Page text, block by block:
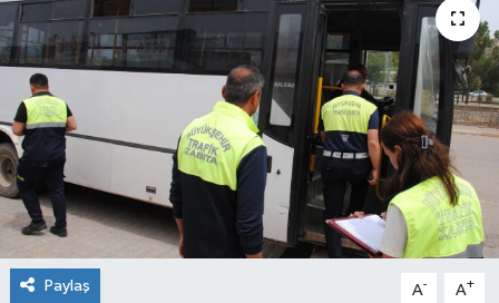
Paylaş A- A+